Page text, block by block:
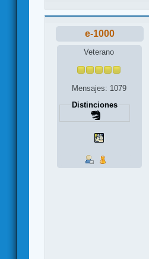
e-1000
Veterano
Mensajes: 1079
Distinciones